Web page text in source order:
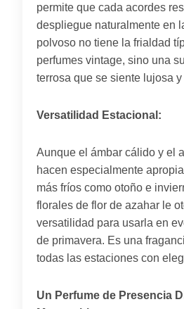
permite que cada acordes
despliegue naturalmente en
polvoso no tiene la frialdad
perfumes vintage, sino una
terrosa que se siente lujosa
Versatilidad Estacional:
Aunque el ámbar cálido y el
hacen especialmente
más fríos como otoño e
florales de flor de azahar le
versatilidad para usarla en
de primavera. Es una
todas las estaciones con
Un Perfume de Presencia